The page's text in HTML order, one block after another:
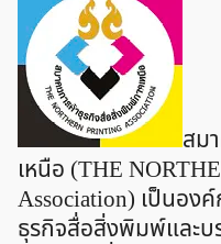
สม
เหนือ (THE
Association) เป็นอง
ธุรกิจสื่อสิ่งพิมพ์และ